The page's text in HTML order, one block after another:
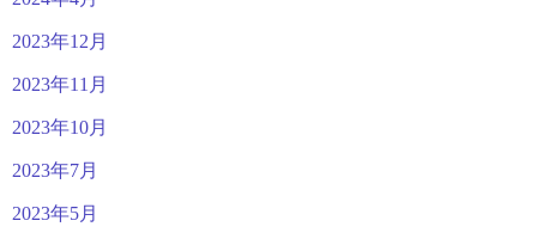
2023年12月
2023年11月
2023年10月
2023年7月
2023年5月